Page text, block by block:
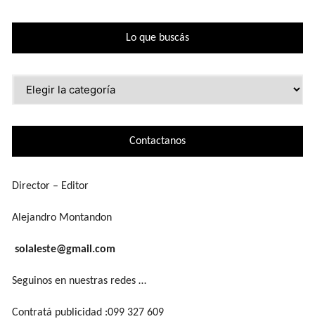
Lo que buscás
Contactanos
Director – Editor
Alejandro Montandon
solaleste@gmail.com
Seguinos en nuestras redes …
Contratá publicidad :099 327 609